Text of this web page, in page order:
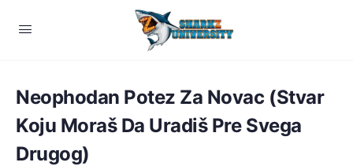
Neophodan Potez Za Novac (Stvar
Koju Moraš Da Uradiš Pre Svega
Drugog)